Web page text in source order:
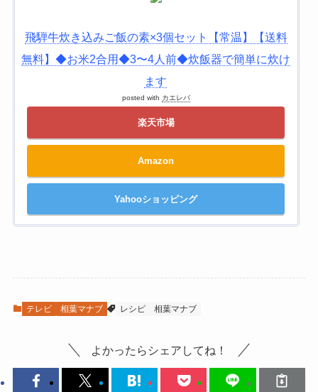
飛騨牛炊き込みご飯の素×3個セット【常温】【送料
無料】◆お米2合用◆3〜4人前◆炊飯器で簡単に炊け
ます
posted with カエレバ
楽天市場
Amazon
Yahooショッピング
テレビ 相葉マナブ レシピ 相葉マナブ
よかったらシェアしてね！